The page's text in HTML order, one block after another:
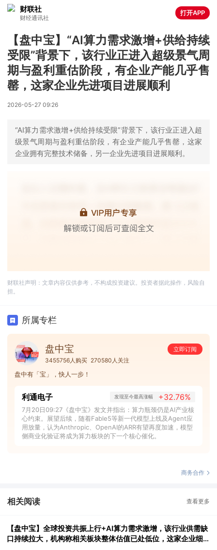
财联社
财经通讯社
打开APP
【盘中宝】“AI算力需求激增+供给持续
受限”背景下，该行业正进入超级景气周
期与盈利重估阶段，有企业产能几乎售
罄，这家企业先进项目进展顺利
2026-05-27 09:26
“AI算力需求激增+供给持续受限”背景下，该行业正进入超
级景气周期与盈利重估阶段，有企业产能几乎售罄，这家
企业拥有完整技术储备，另一企业先进项目进展顺利。
财联社声明：文章内容仅供参考，不构成投资建议。投资者据此操作，风险自
担。
所属专栏
盘中宝
立即订阅
3455756人购买 270580人关注
盘中有「宝」，快人一步！
利通电子 发现至今最高涨幅 +32.76%
7月20日09:27《盘中宝》发文并指出：算力瓶颈仍是AI产业核
心约束。展望后续，随着Fable5等新一代模型上线及Agent应
用放量，认为Anthropic、OpenAI的ARR有望再度加速，模型
侧商业化验证将成为算力板块的下一个核心催化。
商务合作
相关阅读 查看更多
【盘中宝】全球投资共振上行+AI算力需求激增，该行业供需缺
口持续拉大，机构称相关板块整体估值已处低位，这家企业细分